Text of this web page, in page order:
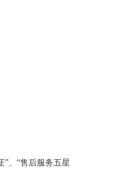
、“售后服务五星